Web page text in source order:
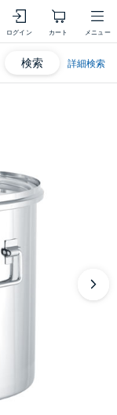
ログイン カート メニュー
検索 詳細検索